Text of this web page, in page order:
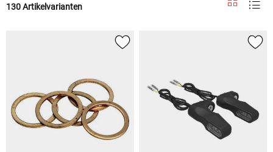
130 Artikelvarianten